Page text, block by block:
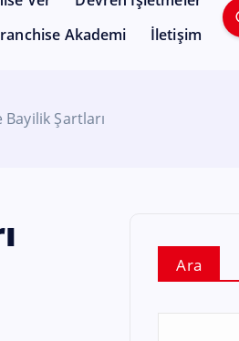
Akademi İletişim
Şartları
Ara